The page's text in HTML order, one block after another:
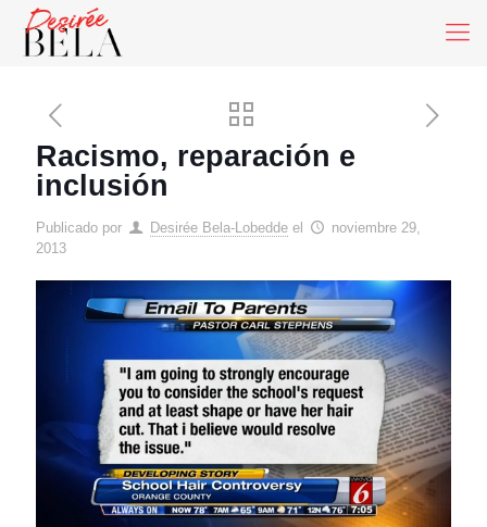
Racismo, reparación e
inclusión
Publicado por Desirée Bela-Lobedde el
noviembre 29,
2013